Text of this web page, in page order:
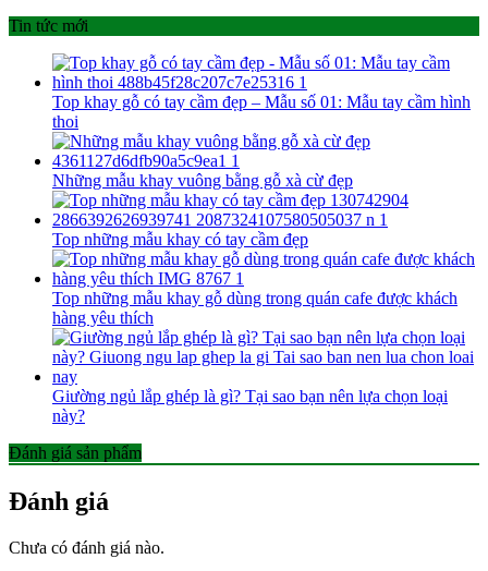
Tin tức mới
Top khay gỗ có tay cầm đẹp – Mẫu số 01: Mẫu tay cầm hình
thoi
Những mẫu khay vuông bằng gỗ xà cừ đẹp
Top những mẫu khay có tay cầm đẹp
Top những mẫu khay gỗ dùng trong quán cafe được khách
hàng yêu thích
Giường ngủ lắp ghép là gì? Tại sao bạn nên lựa chọn loại
này?
Đánh giá sản phẩm
Đánh giá
Chưa có đánh giá nào.